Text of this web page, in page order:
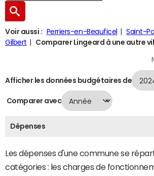
Voir aussi : Perriers-en-Beauficel Saint-
Gilbert
Comparer Lingeard à une autre
Afficher les données budgétaires de
Comparer avec
Dépenses
Les dépenses d'une commune se
catégories : les charges de